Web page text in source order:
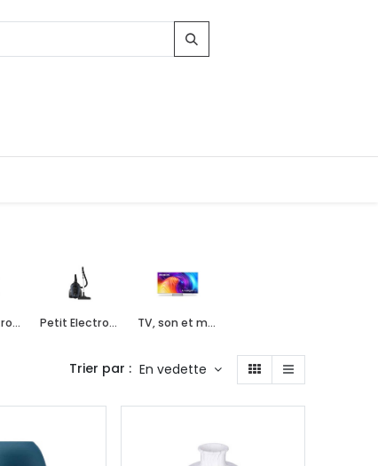
Gros électroménager Petit Electroménager TV, son et multimédia
Trier par : En vedette